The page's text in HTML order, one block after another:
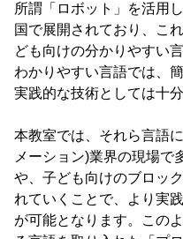
所謂「ロボット」を活用
国で展開されており、こ
ども向けの分かりやすい
わかりやすい言語では、
実践的な技術としては十
本教室では、それら言語
メーション)業界の現場で
や、子ども向けのブロッ
れていくことで、より実
が可能となります。この